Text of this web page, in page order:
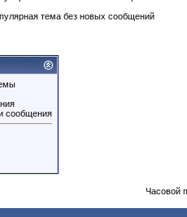
тема без новых сообщений
сообщения
Часовой